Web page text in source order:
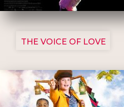
3135
THE VOICE OF LOVE